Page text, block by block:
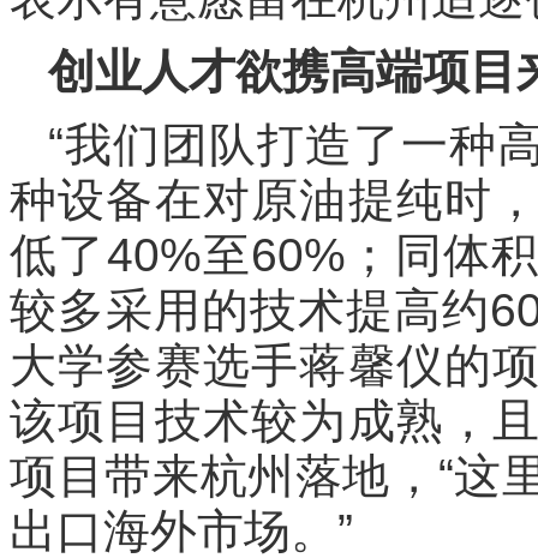
创业人才欲携高端项目
“我们团队打造了一种
种设备在对原油提纯时
低了40%至60%；同体
较多采用的技术提高约
大学参赛选手蒋馨仪的
该项目技术较为成熟，
项目带来杭州落地，“这
出口海外市场。”